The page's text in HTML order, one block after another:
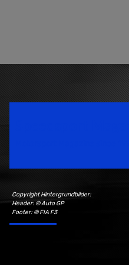
Copyright Hintergrundbilder:
Header: © Auto GP
Footer: © FIA F3